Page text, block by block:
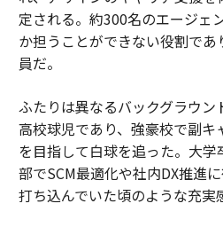
定される。約300名のエージェ
か担うことができない役割で
員だ。
ふたりは異なるバックグラウン
高校球児であり、強豪校で副
を目指して白球を追った。大
部でSCM最適化や社内DX推進
打ち込んでいた頃のような充実